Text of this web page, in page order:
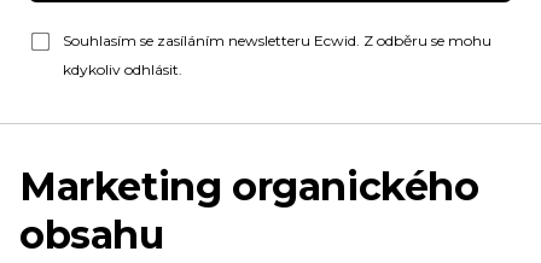
Souhlasím se zasíláním newsletteru Ecwid. Z odběru se mohu
kdykoliv odhlásit.
Marketing organického
obsahu